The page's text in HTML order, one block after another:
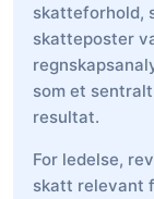
skatteforhold,
skatteposter
som et
resultat.
For ledelse,
skatt relevant